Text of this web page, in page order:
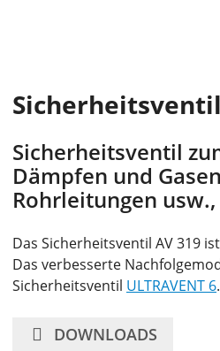
Sicherheitsventil
Sicherheitsventil
Dämpfen und
Rohrleitungen
Das Sicherheitsventil AV 319
Das verbesserte
Sicherheitsventil ULTRAVENT 6.
DOWNLOADS